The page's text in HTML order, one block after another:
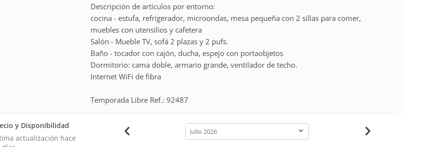
Descripción de artículos por entorno:
cocina - estufa, refrigerador, microondas, mesa pequeña con 2 sillas para comer,
muebles con utensilios y cafetera
Salón - Mueble TV, sofá 2 plazas y 2 pufs.
Baño - tocador con cajón, ducha, espejo con portaobjetos
Dormitorio: cama doble, armario grande, ventilador de techo.
Internet WiFi de fibra
Temporada Libre Ref.: 92487
y Disponibilidad
actualización hace
calendar-
month